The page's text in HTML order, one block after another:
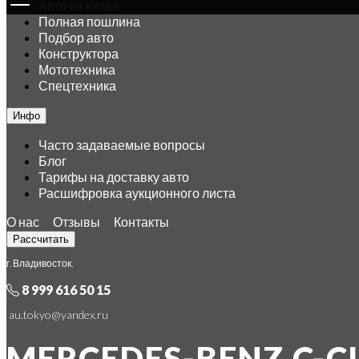
Полная пошлина
Подбор авто
Конструктора
Мототехника
Спецтехника
Инфо
Часто задаваемые вопросы
Блог
Тарифы на доставку авто
Расшифровка аукционного листа
О нас
Отзывы Контакты
Рассчитать
г. Владивосток,
8 999 616 50 15
au.tokyo@yandex.ru